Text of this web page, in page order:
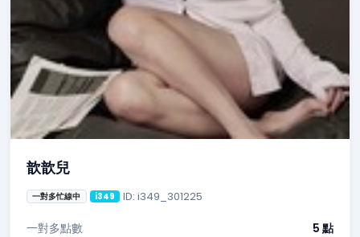
歆歆兒
一對多忙線中 i349 ID: i349_301225
一對多點數
5 點